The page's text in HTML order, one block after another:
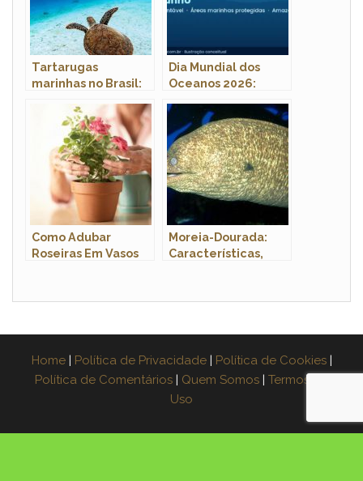
Tartarugas
marinhas no Brasil:
e conservação
Dia Mundial dos
Oceanos 2026:
Como Comemorar
Como Adubar
Roseiras Em Vasos
Moreia-Dourada:
Características,
Home | Política de Privacidade | Política de Cookies |
Política de Comentários | Quem Somos | Termos de
Uso